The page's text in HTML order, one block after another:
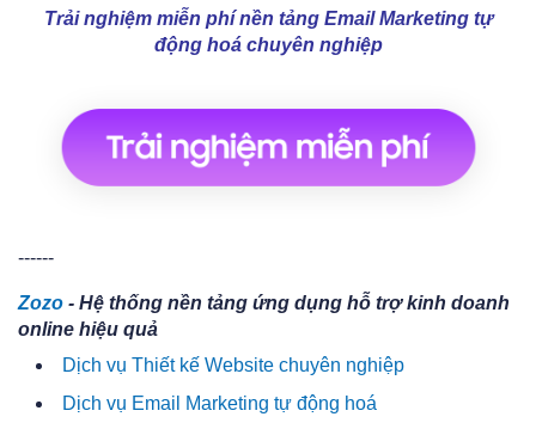
Trải nghiệm miễn phí nền tảng Email Marketing tự
động hoá chuyên nghiệp
------
Zozo - Hệ thống nền tảng ứng dụng hỗ trợ kinh doanh
online hiệu quả
Dịch vụ Thiết kế Website chuyên nghiệp
Dịch vụ Email Marketing tự động hoá